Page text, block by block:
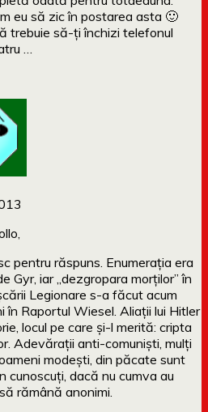
eu să zic în postarea asta 🙂
trebuie să-ți închizi telefonul
…
pentru răspuns. Enumerația era
Gyr, iar „dezgropara morților” în
Legionare s-a făcut acum
în Raportul Wiesel. Aliații lui Hitler
locul pe care și-l merită: cripta
Adevărații anti-comuniști, mulți
modești, din păcate sunt
cunoscuți, dacă nu cumva au
rămână anonimi.